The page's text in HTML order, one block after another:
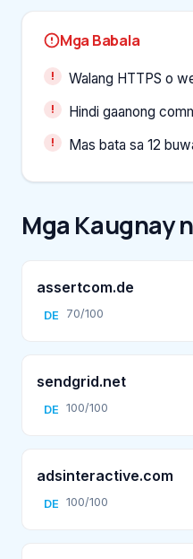
Mga Babala
Walang HTTPS o
Hindi gaanong
Mas bata sa 12
Mga Kaugnay
assertcom.de
DE 70/100
sendgrid.net
DE 100/100
adsinteractive.com
DE 100/100